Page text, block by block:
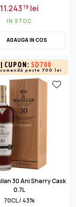
11.24319 lei
IN STOC
ADAUGA IN COS
| CUPON: SD700
peste 700 lei
30 Ani Sherry Cask
0.7L
70CL / 43%